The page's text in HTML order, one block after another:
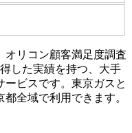
オリコン顧客満足度調査
した実績を持つ、大手
ビスです。東京ガスと
全域で利用できます。